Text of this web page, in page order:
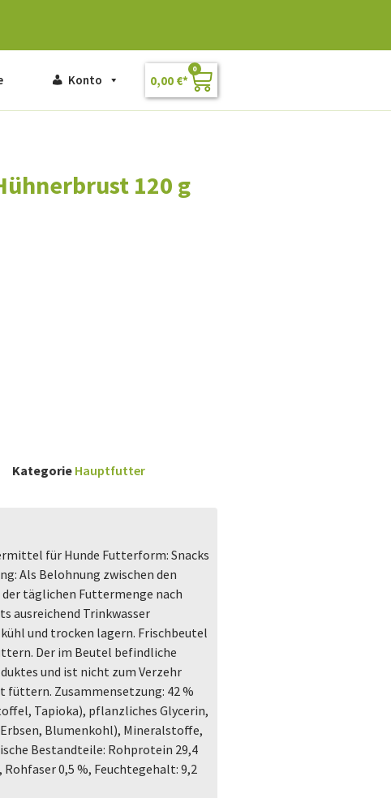
Konto 0,00 €
0
120 g
Kategorie Hauptfutter
für Hunde Futterform: Snacks
Als Belohnung zwischen den
täglichen Futtermenge nach
ausreichend Trinkwasser
und trocken lagern. Frischbeutel
Der im Beutel befindliche
und ist nicht zum Verzehr
füttern. Zusammensetzung: 42 %
Tapioka), pflanzliches Glycerin,
Blumenkohl), Mineralstoffe,
Bestandteile: Rohprotein 29,4
0,5 %, Feuchtegehalt: 9,2